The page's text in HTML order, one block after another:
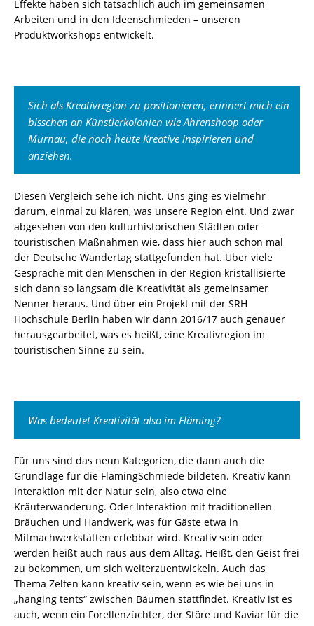
Effekte haben sich tatsächlich auch im gemeinsamen
Arbeiten und in den Ideenschmieden – unseren
Produktworkshops entwickelt.
Sich als Kreativregion zu positionieren, erinnert mich ein
bisschen an Künstlerkolonien wie Ahrenshoop oder
Murnau, die noch heute Kreative inspirieren und
anziehen.
Diesen Vergleich sehe ich nicht. Uns ging es vielmehr
darum, einmal zu klären, was unsere Region eint. Und zwar
abgesehen von den kulturhistorischen Städten oder
touristischen Maßnahmen wie, dass hier auch schon mal
der Deutsche Wandertag stattgefunden hat. Über viele
Gespräche mit den Menschen in der Region kristallisierte
sich dann so langsam die Kreativität als gemeinsamer
Nenner heraus. Und über ein Projekt mit der SRH
Hochschule Berlin haben wir dann 2016/17 auch genauer
herausgearbeitet, was es heißt, eine Kreativregion im
touristischen Sinne zu sein.
Was bedeutet Kreativität also im Fläming?
Für uns sind das neun Kategorien, die dann auch die
Grundlage für die FlämingSchmiede bildeten. Kreativ kann
Interaktion mit der Natur sein, also etwa eine
Kräuterwanderung. Oder Interaktion mit traditionellen
Bräuchen und Handwerk, was für Gäste etwa in
Mitmachwerkstätten erlebbar wird. Kreativ sein oder
werden heißt auch raus aus dem Alltag. Heißt, den Geist frei
zu bekommen, um sich weiterzuentwickeln. Auch das
Thema Zelten kann kreativ sein, wenn es wie bei uns in
„hanging tents“ zwischen Bäumen stattfindet. Kreativ ist es
auch, wenn ein Forellenzüchter, der Störe und Kaviar für die